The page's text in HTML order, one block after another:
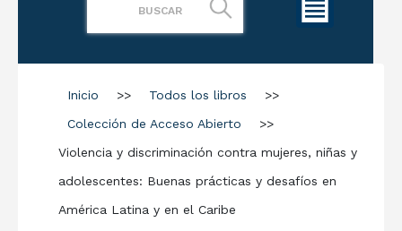
Inicio >> Todos los libros
>>
Colección de Acceso Abierto
>>
Violencia y discriminación contra mujeres, niñas y
adolescentes: Buenas prácticas y desafíos en
América Latina y en el Caribe